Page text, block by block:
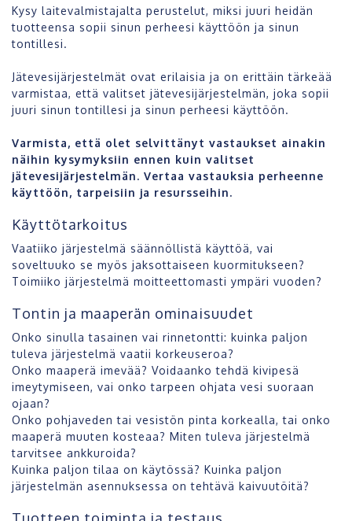
Kysy laitevalmistajalta perustelut, miksi juuri heidän
tuotteensa sopii sinun perheesi käyttöön ja sinun
tontillesi.
Jätevesijärjestelmät ovat erilaisia ja on erittäin tärkeää
varmistaa, että valitset jätevesijärjestelmän, joka sopii
juuri sinun tontillesi ja sinun perheesi käyttöön.
Varmista, että olet selvittänyt vastaukset ainakin
näihin kysymyksiin ennen kuin valitset
jätevesijärjestelmän. Vertaa vastauksia perheenne
käyttöön, tarpeisiin ja resursseihin.
Käyttötarkoitus
Vaatiiko järjestelmä säännöllistä käyttöä, vai
soveltuuko se myös jaksottaiseen kuormitukseen?
Toimiiko järjestelmä moitteettomasti ympäri vuoden?
Tontin ja maaperän ominaisuudet
Onko sinulla tasainen vai rinnetontti: kuinka paljon
tuleva järjestelmä vaatii korkeuseroa?
Onko maaperä imevää? Voidaanko tehdä kivipesä
imeytymiseen, vai onko tarpeen ohjata vesi suoraan
ojaan?
Onko pohjaveden tai vesistön pinta korkealla, tai onko
maaperä muuten kosteaa? Miten tuleva järjestelmä
tarvitsee ankkuroida?
Kuinka paljon tilaa on käytössä? Kuinka paljon
järjestelmän asennuksessa on tehtävä kaivuutöitä?
Tuotteen toiminta ja testaus